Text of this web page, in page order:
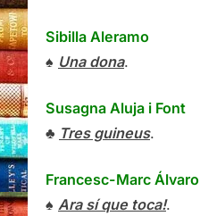
Sibilla Aleramo
♠ Una dona.
Susagna Aluja i Font
♣ Tres guineus.
Francesc-Marc Álvaro
♠ Ara sí que toca!.